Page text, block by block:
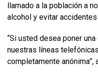
llamado a la población a
alcohol y evitar
“Si usted desea poner
nuestras líneas
completamente anónima”,